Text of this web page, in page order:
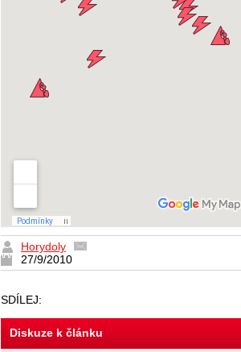
Horydoly
27/9/2010
SDÍLEJ:
Diskuze k článku